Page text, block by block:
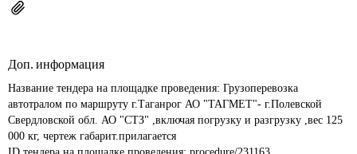
Доп. информация
Название тендера на площадке проведения: Грузоперевозка
автотралом по маршруту г.Таганрог АО "ТАГМЕТ"- г.Полевской
Свердловской обл. АО "СТЗ" ,включая погрузку и разгрузку ,вес 125
000 кг, чертеж габарит.прилагается